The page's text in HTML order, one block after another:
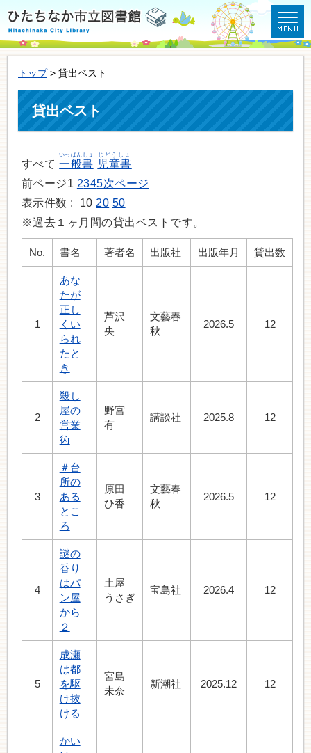
トップ > 貸出ベスト
貸出ベスト
すべて 一般書
いっぱんしょ
児童書
じどうしょ
前ページ1 2345次ページ
10 20 50
※過去１ヶ月間の貸出ベストです。
No. 書名 著者名 出版社 出版年月 貸出数
1
あな
たが
正し
くい
られ
たと
き
芦沢
央
文藝春
秋
2026.5 12
2
殺し
屋の
営業
術
野宮
有
講談社 2025.8 12
3
＃台
所の
ある
とこ
ろ
原田
ひ香
文藝春
秋
2026.5 12
4
謎の
香り
はパ
ン屋
から
２
土屋
うさぎ
宝島社 2026.4 12
5
成瀬
は都
を駆
け抜
ける
宮島
未奈
新潮社 2025.12 12
かい